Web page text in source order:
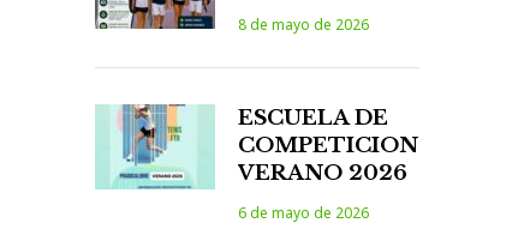
8 de mayo de 2026
ESCUELA DE
COMPETICION
VERANO 2026
6 de mayo de 2026